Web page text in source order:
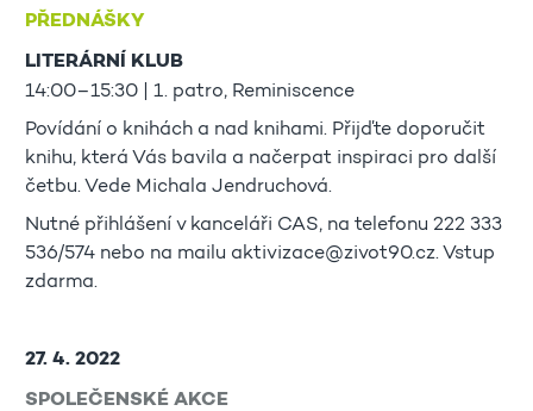
PŘEDNÁŠKY
LITERÁRNÍ KLUB
14:00–15:30 | 1. patro, Reminiscence
Povídání o knihách a nad knihami. Přijďte doporučit
knihu, která Vás bavila a načerpat inspiraci pro další
četbu. Vede Michala Jendruchová.
Nutné přihlášení v kanceláři CAS, na telefonu 222 333
536/574 nebo na mailu aktivizace@zivot90.cz. Vstup
zdarma.
27. 4. 2022
SPOLEČENSKÉ AKCE